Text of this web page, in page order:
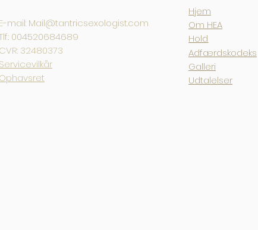
mail: Mail@tantricsexologist.com
004520684689
32480373
Hjem
Om HEA
Hold
Adfærdskodeks
Galleri
Udtalelser